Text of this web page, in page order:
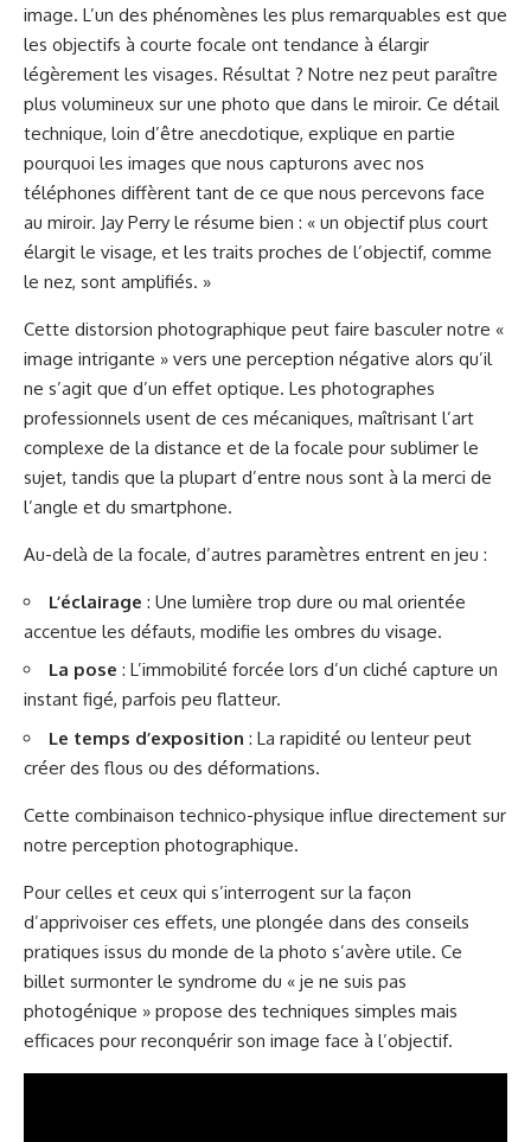
image. L’un des phénomènes les plus remarquables est que
les objectifs à courte focale ont tendance à élargir
légèrement les visages. Résultat ? Notre nez peut paraître
plus volumineux sur une photo que dans le miroir. Ce détail
technique, loin d’être anecdotique, explique en partie
pourquoi les images que nous capturons avec nos
téléphones diffèrent tant de ce que nous percevons face
au miroir. Jay Perry le résume bien : « un objectif plus court
élargit le visage, et les traits proches de l’objectif, comme
le nez, sont amplifiés. »
Cette distorsion photographique peut faire basculer notre «
image intrigante » vers une perception négative alors qu’il
ne s’agit que d’un effet optique. Les photographes
professionnels usent de ces mécaniques, maîtrisant l’art
complexe de la distance et de la focale pour sublimer le
sujet, tandis que la plupart d’entre nous sont à la merci de
l’angle et du smartphone.
Au-delà de la focale, d’autres paramètres entrent en jeu :
L’éclairage : Une lumière trop dure ou mal orientée
accentue les défauts, modifie les ombres du visage.
La pose : L’immobilité forcée lors d’un cliché capture un
instant figé, parfois peu flatteur.
Le temps d’exposition : La rapidité ou lenteur peut
créer des flous ou des déformations.
Cette combinaison technico-physique influe directement sur
notre perception photographique.
Pour celles et ceux qui s’interrogent sur la façon
d’apprivoiser ces effets, une plongée dans des conseils
pratiques issus du monde de la photo s’avère utile. Ce
billet surmonter le syndrome du « je ne suis pas
photogénique » propose des techniques simples mais
efficaces pour reconquérir son image face à l’objectif.